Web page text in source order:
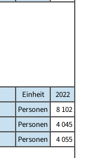
Einheit
2022
Personen
8 102
Personen
4 045
Personen
4 055